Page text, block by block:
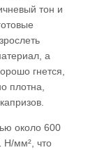
тон и
а
гнется,
плотна,
около 600
Н/мм², что